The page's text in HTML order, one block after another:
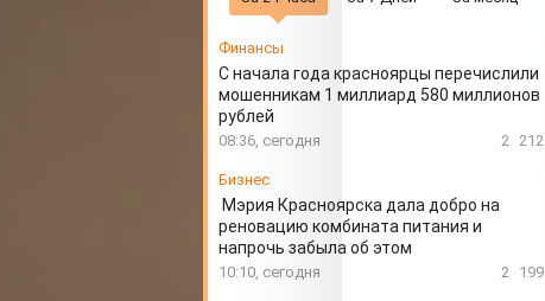
Финансы
С начала года красноярцы перечислили
мошенникам 1 миллиард 580 миллионов
рублей
08:36, сегодня 2 212
Бизнес
Мэрия Красноярска дала добро на
реновацию комбината питания и
напрочь забыла об этом
10:10, сегодня 2 199